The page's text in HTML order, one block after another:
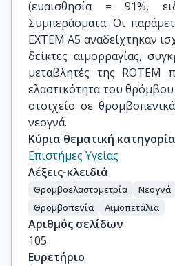
(ευαισθησία = 91%,
Συμπεράσματα: Οι
ΕΧΤΕΜ Α5 αναδείχτηκαν
δείκτες αιμορραγίας,
μεταβλητές της ROTEM
ελαστικότητα του
στοιχείο σε
νεογνά.
Κύρια θεματική κατηγορία
Επιστήμες Υγείας
Λέξεις-κλειδιά
Θρομβοελαστομετρία Νεογνά
Θρομβοπενία
Αιμοπετάλια
Αριθμός σελίδων
105
Ευρετήριο